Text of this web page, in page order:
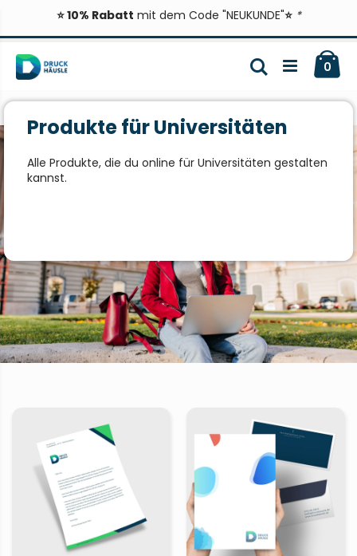
⭐ 10% Rabatt mit dem Code "NEUKUNDE"⭐ *
Inhalt
springen
0
Suche
Produkte für Universitäten
Alle Produkte, die du online für Universitäten gestalten
kannst.